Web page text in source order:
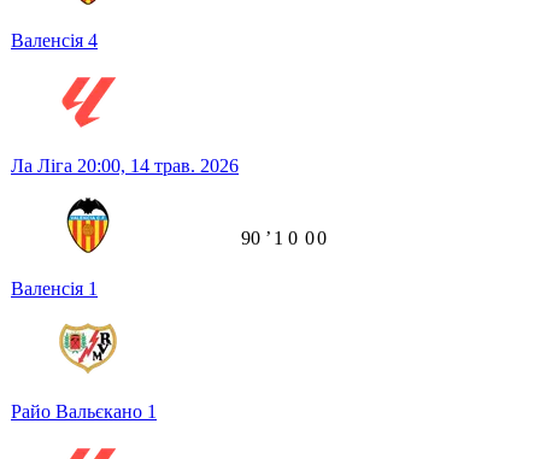
Валенсія 4
Ла Ліга 20:00, 14 трав. 2026
Валенсія 1
Райо Вальєкано 1
90 ʼ 1 0 00